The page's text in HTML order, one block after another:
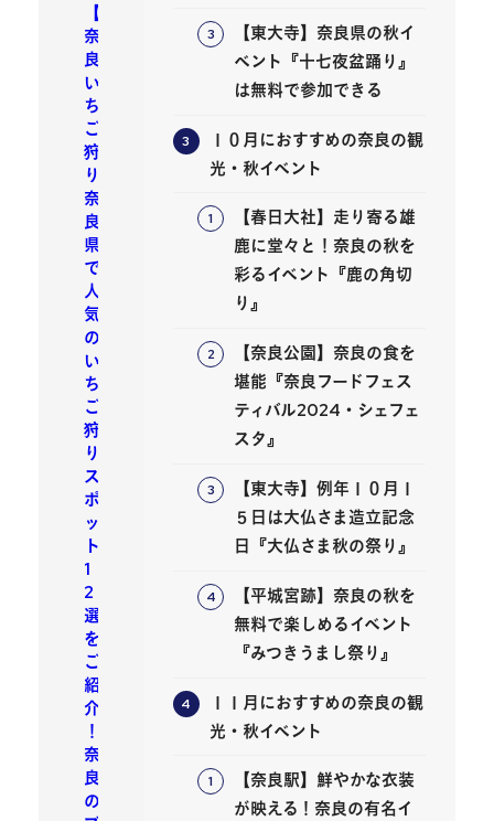
【東大寺】奈良県の秋イ
ベント『十七夜盆踊り』
は無料で参加できる
１０月におすすめの奈良の観
光・秋イベント
【春日大社】走り寄る雄
鹿に堂々と！奈良の秋を
彩るイベント『鹿の角切
り』
【奈良公園】奈良の食を
堪能『奈良フードフェス
ティバル2024・シェフェ
スタ』
【東大寺】例年１０月１
５日は大仏さま造立記念
日『大仏さま秋の祭り』
【平城宮跡】奈良の秋を
無料で楽しめるイベント
『みつきうまし祭り』
１１月におすすめの奈良の観
光・秋イベント
【奈良駅】鮮やかな衣装
が映える！奈良の有名イ
【
奈
良
い
ち
ご
狩
り
奈
良
県
で
人
気
の
い
ち
ご
狩
り
ス
ポ
ッ
ト
1
2
選
を
ご
紹
介
！
奈
良
の